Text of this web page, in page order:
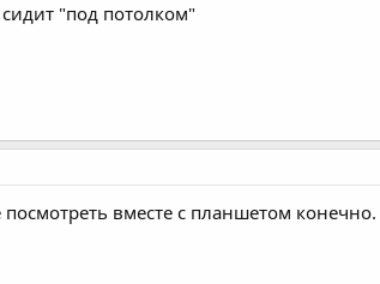
"под потолком"
вместе с планшетом конечно.